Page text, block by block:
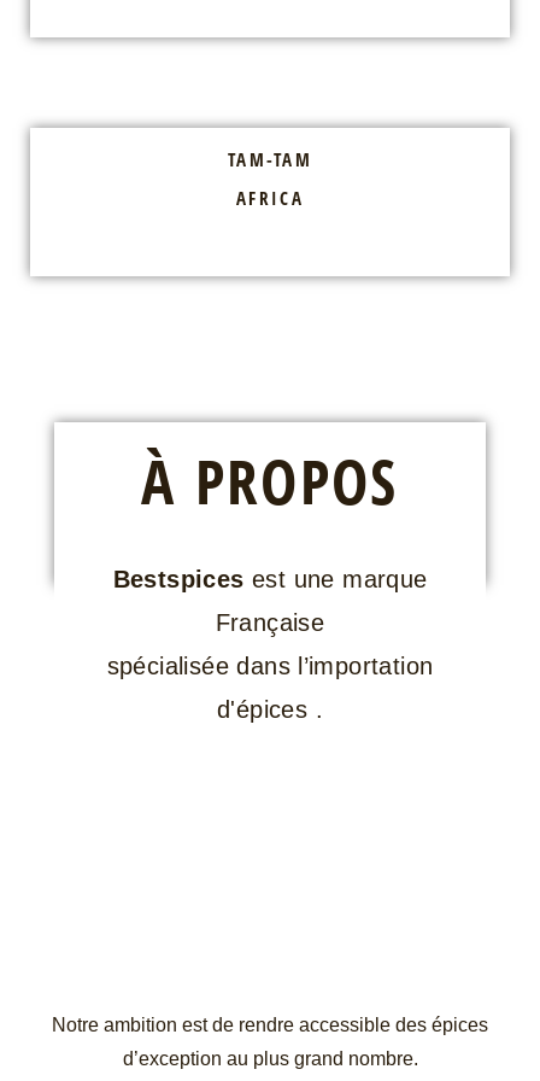
TAM-TAM
AFRICA
À PROPOS
Bestspices est une marque
Française
spécialisée dans l’importation
d'épices .
Notre ambition est de rendre accessible des épices
d’exception au plus grand nombre.